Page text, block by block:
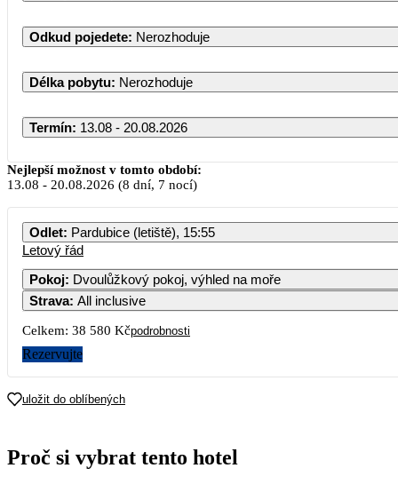
Odkud pojedete: Nerozhoduje
Délka pobytu: Nerozhoduje
Termín: 13.08 - 20.08.2026
Nejlepší možnost v tomto období:
13.08 - 20.08.2026 (8 dní, 7 nocí)
Odlet: Pardubice (letiště), 15:55
Letový řád
Pokoj: Dvoulůžkový pokoj, výhled na moře
Strava: All inclusive
Celkem: 38 580 Kčpodrobnosti
Rezervujte
uložit do oblíbených
Proč si vybrat tento hotel